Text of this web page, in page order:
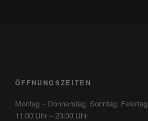
ÖFFNUNGSZEITEN
Montag – Donnerstag, Sonntag, Feiertag
11:00 Uhr – 23:00 Uhr